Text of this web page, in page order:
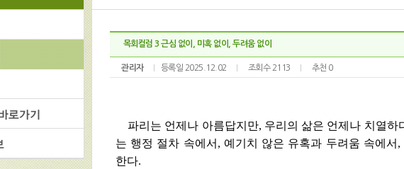
목회컬럼 3 근심 없이, 미혹 없이, 두려움 없이
관리자 등록일 2025.12.02 조회수 2113 추천 0